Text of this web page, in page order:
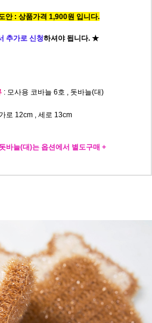
안 : 상품가격 1,900원 입니다.
추가로 신청하셔야 됩니다. ★
: 모사용 코바늘 6호 , 돗바늘(대)
로 12cm , 세로 13cm
바늘(대)는 옵션에서 별도구매 +